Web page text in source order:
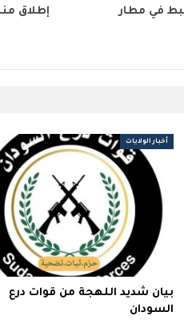
في مطار
إطلاق
أخبار الولايات
بيان شديد اللهجة من قوات درع
السودان